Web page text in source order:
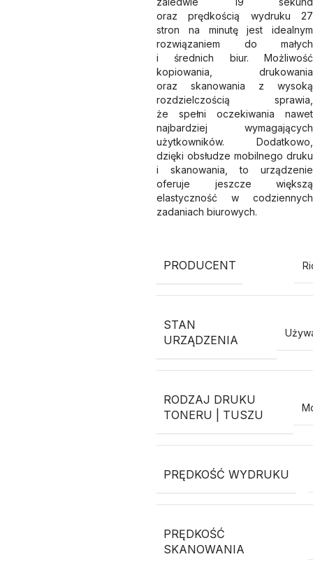
oraz prędkością wydruku 27
stron na minutę jest idealnym
rozwiązaniem do małych
i średnich biur. Możliwość
kopiowania, drukowania
oraz skanowania z wysoką
rozdzielczością sprawia,
że spełni oczekiwania nawet
najbardziej wymagających
użytkowników. Dodatkowo,
dzięki obsłudze mobilnego druku
i skanowania, to urządzenie
oferuje jeszcze większą
elastyczność w codziennych
zadaniach biurowych.
PRODUCENT
STAN
URZĄDZENIA
RODZAJ DRUKU
TONERU | TUSZU
PRĘDKOŚĆ WYDRUKU
PRĘDKOŚĆ
SKANOWANIA